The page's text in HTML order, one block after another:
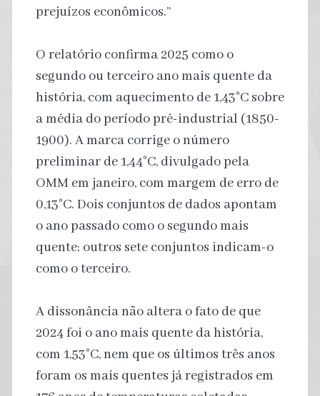
prejuízos econômicos.”
O relatório confirma 2025 como o
segundo ou terceiro ano mais quente da
história, com aquecimento de 1,43°C sobre
a média do período pré-industrial (1850-
1900). A marca corrige o número
preliminar de 1,44°C, divulgado pela
OMM em janeiro, com margem de erro de
0,13°C. Dois conjuntos de dados apontam
o ano passado como o segundo mais
quente; outros sete conjuntos indicam-o
como o terceiro.
A dissonância não altera o fato de que
2024 foi o ano mais quente da história,
com 1,53°C, nem que os últimos três anos
foram os mais quentes já registrados em